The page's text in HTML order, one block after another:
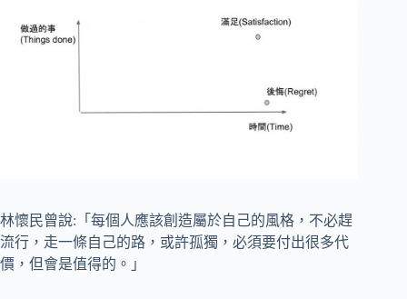
林懷民曾說:「每個人應該創造屬於自己的風格，不必趕
流行，走一條自己的路，或許孤獨，必須要付出很多代
價，但會是值得的。」